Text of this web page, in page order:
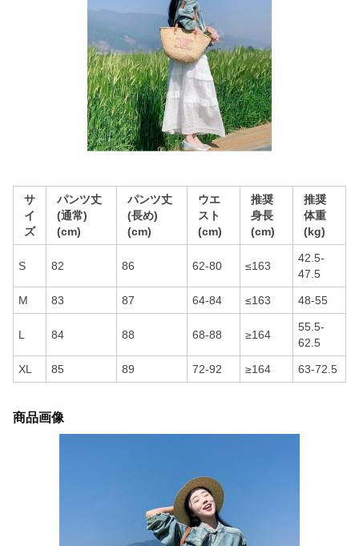
サ
イ
ズ
パンツ丈
(通常)
(cm)
パンツ丈
(長め)
(cm)
ウエ
スト
(cm)
推奨
身長
(cm)
推奨
体重
(kg)
S 82 86 62-80 ≤163
42.5-
47.5
M 83 87 64-84 ≤163 48-55
L 84 88 68-88 ≥164
55.5-
62.5
XL 85 89 72-92 ≥164 63-72.5
商品画像